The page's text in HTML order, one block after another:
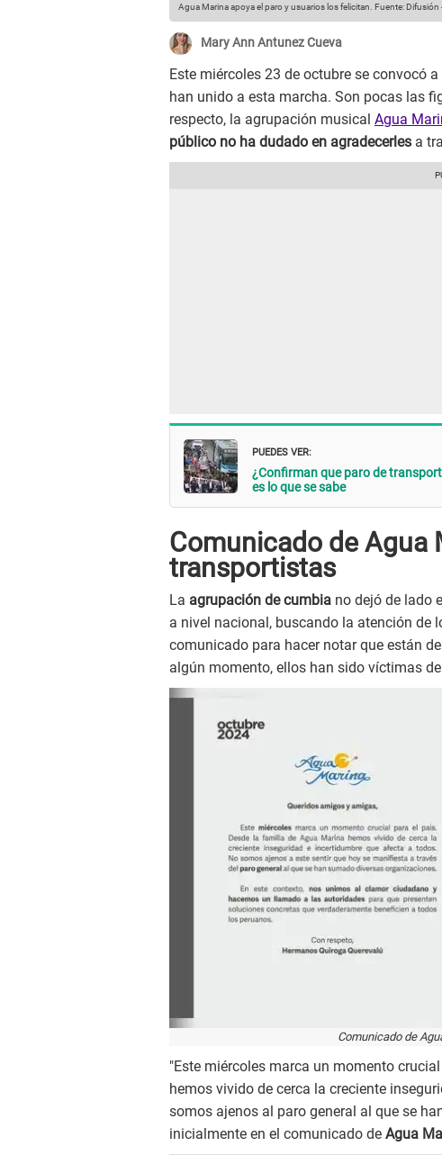
Agua Marina apoya el paro y usuarios los felicitan. Fuente: Difusión
Mary Ann Antunez Cueva
Este miércoles 23 de octubre se convocó a
han unido a esta marcha. Son pocas las
respecto, la agrupación musical Agua
público no ha dudado en agradecerles a
PUEDES VER:
¿Confirman que paro de
es lo que se sabe
Comunicado de Agua
transportistas
La agrupación de cumbia no dejó de lado
a nivel nacional, buscando la atención de
comunicado para hacer notar que están
algún momento, ellos han sido víctimas
Comunicado de
"Este miércoles marca un momento
hemos vivido de cerca la creciente
somos ajenos al paro general al que se
inicialmente en el comunicado de Agua